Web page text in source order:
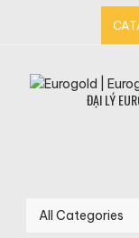
ĐẠI LÝ